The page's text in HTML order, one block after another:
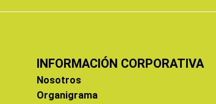
INFORMACIÓN CORPORATIVA
Nosotros
Organigrama